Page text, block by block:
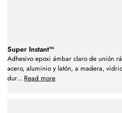
Super Instant™
Adhesivo epoxi ámbar claro de unión
acero, aluminio y latón, a madera,
dur... Read more